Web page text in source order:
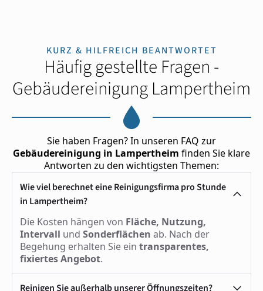
KURZ & HILFREICH BEANTWORTET
Häufig gestellte Fragen -
Gebäudereinigung Lampertheim
Sie haben Fragen? In unseren FAQ zur
Gebäudereinigung in Lampertheim finden Sie klare
Antworten zu den wichtigsten Themen:
Wie viel berechnet eine Reinigungsfirma pro Stunde
in Lampertheim?
Die Kosten hängen von Fläche, Nutzung,
Intervall und Sonderflächen ab. Nach der
Begehung erhalten Sie ein transparentes,
fixiertes Angebot.
Reinigen Sie außerhalb unserer Öffnungszeiten?